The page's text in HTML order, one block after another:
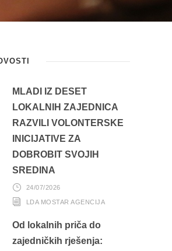
MLADI IZ DESET
LOKALNIH ZAJEDNICA
RAZVILI VOLONTERSKE
INICIJATIVE ZA
DOBROBIT SVOJIH
SREDINA
24/07/2026
LDA MOSTAR AGENCIJA
Od lokalnih priča do
zajedničkih rješenja: